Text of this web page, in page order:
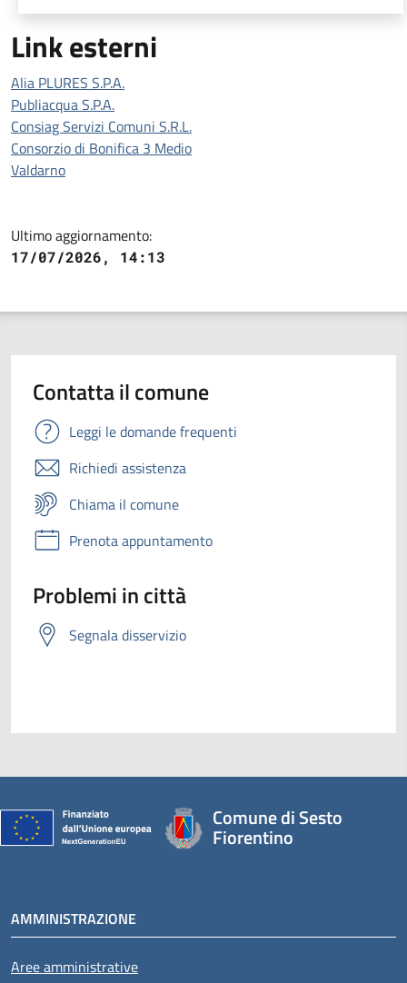
Link esterni
Alia PLURES S.P.A.
Publiacqua S.P.A.
Consiag Servizi Comuni S.R.L.
Consorzio di Bonifica 3 Medio
Valdarno
Ultimo aggiornamento:
17/07/2026, 14:13
Contatta il comune
Leggi le domande frequenti
Richiedi assistenza
Chiama il comune
Prenota appuntamento
Problemi in città
Segnala disservizio
Comune di Sesto
Fiorentino
AMMINISTRAZIONE
Aree amministrative